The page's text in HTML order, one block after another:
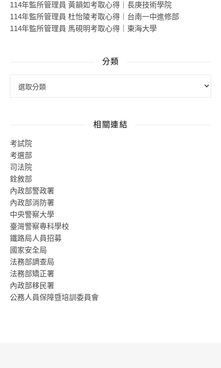
114年監所管理員 黃韻如考取心得｜長庚技術學院
114年監所管理員 杜怡陵考取心得｜台南一中進修部
114年監所管理員 馬硯明考取心得｜東海大學
分類
相關連結
考試院
考選部
司法院
銓敘部
內政部警政署
內政部消防署
中央警察大學
臺灣警察專科學校
鐵路局人員招募
國家安全局
法務部調查局
法務部矯正署
內政部移民署
公務人員保障暨培訓委員會